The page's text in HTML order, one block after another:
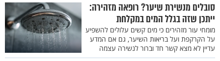
סובלים מנשירת שיער? רופאה מזהירה:
ייתכן שזה בגלל המים במקלחת
מומחי עור מזהירים כי מים קשים עלולים להשפיע
על הקרקפת ועל בריאות השיער, גם אם המדע
עדיין לא מצא קשר חד וברור לנשירה עצמה